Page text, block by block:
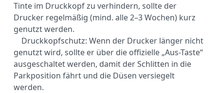
Tinte im Druckkopf zu verhindern, sollte der
Drucker regelmäßig (mind. alle 2–3 Wochen) kurz
genutzt werden.
Druckkopfschutz: Wenn der Drucker länger nicht
genutzt wird, sollte er über die offizielle „Aus-Taste“
ausgeschaltet werden, damit der Schlitten in die
Parkposition fährt und die Düsen versiegelt
werden.